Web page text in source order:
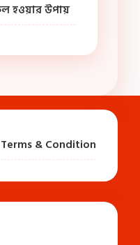
হওয়ার উপায়
Terms & Condition